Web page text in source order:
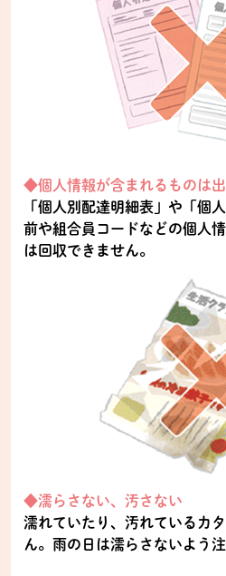
◆個人情報が含まれるものは
「個人別配達明細表」や「個
前や組合員コードなどの個人
は回収できません。
◆濡らさない、汚さない
濡れていたり、汚れているカ
ん。雨の日は濡らさないよう